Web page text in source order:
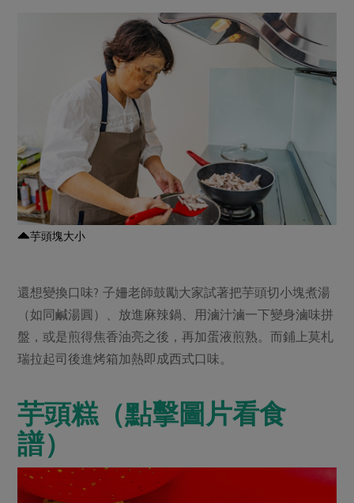
芋頭塊大小
還想變換口味? 子姍老師鼓勵大家試著把芋頭切小塊煮湯
（如同鹹湯圓）、放進麻辣鍋、用滷汁滷一下變身滷味拼
盤，或是煎得焦香油亮之後，再加蛋液煎熟。而鋪上莫札
瑞拉起司後進烤箱加熱即成西式口味。
芋頭糕（點擊圖片看食
譜）